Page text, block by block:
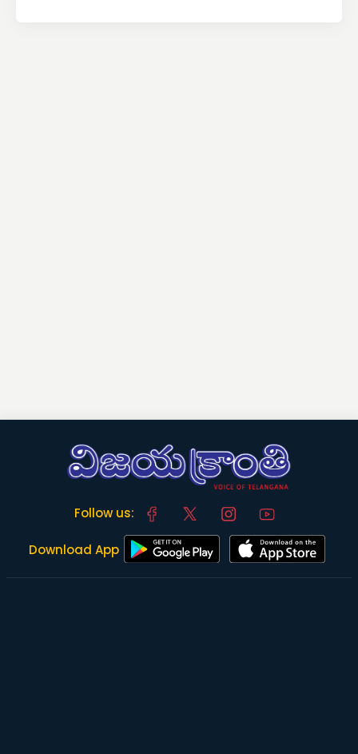
Follow us:
Download App